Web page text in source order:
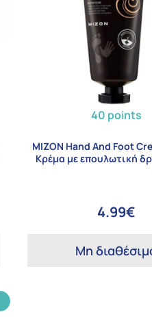
40 points
MIZON Hand And Foot
Κρέμα με επουλωτική
4.99€
Μη